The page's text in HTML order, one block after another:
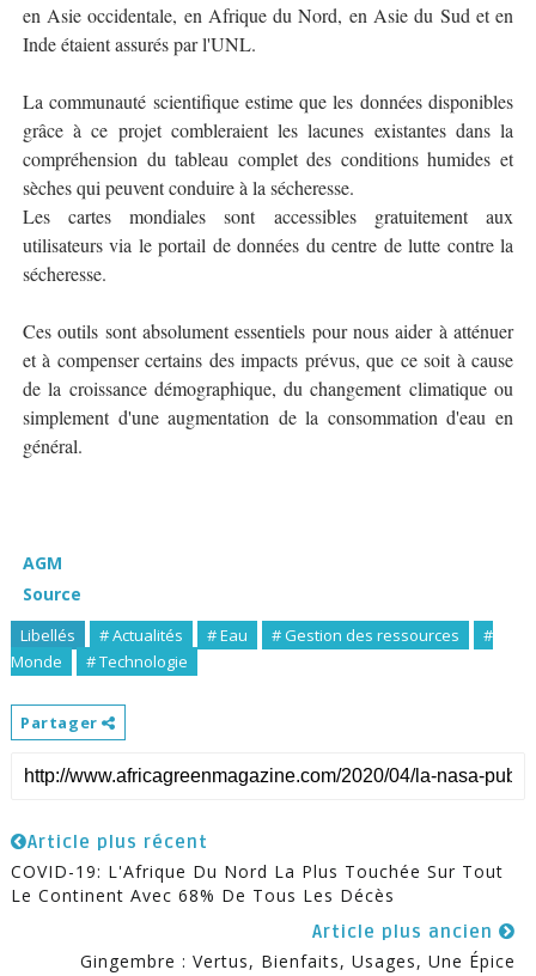
en Asie occidentale, en Afrique du Nord, en Asie du Sud et en
Inde étaient assurés par l'UNL.
La communauté scientifique estime que les données disponibles
grâce à ce projet combleraient les lacunes existantes dans la
compréhension du tableau complet des conditions humides et
sèches qui peuvent conduire à la sécheresse.
Les cartes mondiales sont accessibles gratuitement aux
utilisateurs via le portail de données du centre de lutte contre la
sécheresse.
Ces outils sont absolument essentiels pour nous aider à atténuer
et à compenser certains des impacts prévus, que ce soit à cause
de la croissance démographique, du changement climatique ou
simplement d'une augmentation de la consommation d'eau en
général.
AGM
Source
Libellés # Actualités # Eau # Gestion des ressources
#
Monde
# Technologie
Partager
Article plus récent
COVID-19: L'Afrique Du Nord La Plus Touchée Sur Tout
Le Continent Avec 68% De Tous Les Décès
Article plus ancien
Gingembre : Vertus, Bienfaits, Usages, Une Épice